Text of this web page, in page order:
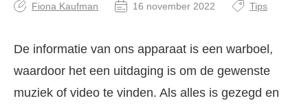
Fiona Kaufman 16 november 2022 Tips
De informatie van ons apparaat is een warboel,
waardoor het een uitdaging is om de gewenste
muziek of video te vinden. Als alles is gezegd en